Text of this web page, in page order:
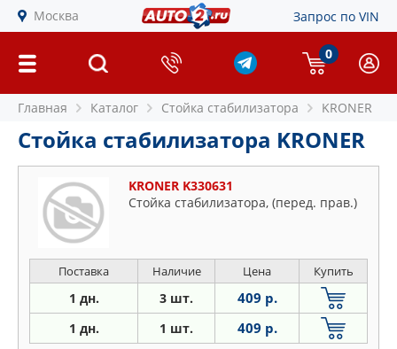
Москва Запрос по VIN
0
Главная Каталог Стойка стабилизатора KRONER
Стойка стабилизатора KRONER
KRONER K330631
Стойка стабилизатора, (перед. прав.)
Поставка Наличие Цена Купить
1 дн. 3 шт. 409 р.
1 дн. 1 шт. 409 р.